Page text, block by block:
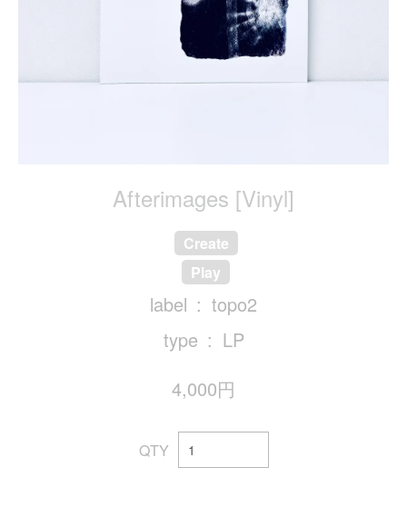
Afterimages [Vinyl]
Create
Play
label
topo2
type
LP
4,000円
QTY